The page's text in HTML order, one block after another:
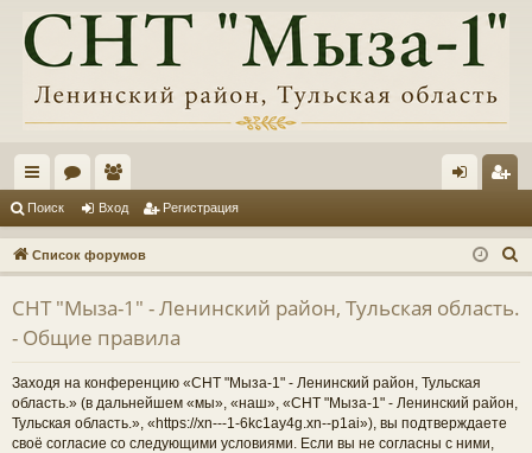
с
ы
лк
и
ум
ы
ол
ьз
ов
ат
ел
и
д ис
тр
ац
Поиск Вход Регистрация
Список форумов
о
СНТ "Мыза-1" - Ленинский район, Тульская область.
- Общие правила
Заходя на конференцию «СНТ "Мыза-1" - Ленинский район, Тульская
область.» (в дальнейшем «мы», «наш», «СНТ "Мыза-1" - Ленинский район,
Тульская область.», «https://xn---1-6kc1ay4g.xn--p1ai»), вы подтверждаете
своё согласие со следующими условиями. Если вы не согласны с ними,